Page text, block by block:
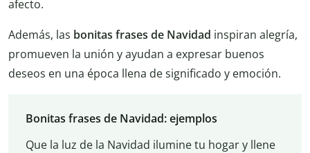
afecto.
Además, las bonitas frases de Navidad inspiran alegría,
promueven la unión y ayudan a expresar buenos
deseos en una época llena de significado y emoción.
Bonitas frases de Navidad: ejemplos
Que la luz de la Navidad ilumine tu hogar y llene